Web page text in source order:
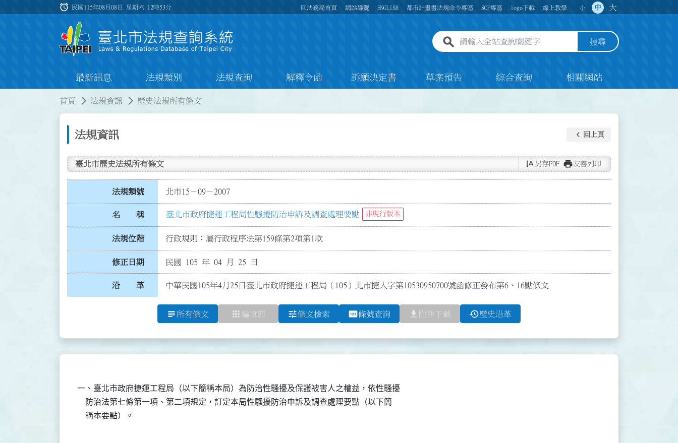
:::
alarm 民國115年08月08日 星期六 12時53分 回法務局首頁 網站導覽 ENGLISH 都市計畫書法規命令專區 SOP專區 logo下載 線上教學 小 中 大
全站查詢關鍵字欄位 搜尋
最新訊息 法規類別 法規查詢 解釋令函 訴願決定書 草案預告 綜合查詢 相關網站
首頁 法規資訊 歷史法規所有條文
法規資訊 keyboard_arrow_left 回上頁
臺北市歷史法規所有條文 text_rotate_vertical 另存PDF print友善列印
法規類號 北市15－09－2007
名 稱 臺北市政府捷運工程局性騷擾防治申訴及調查處理要點 非現行版本
法規位階 行政規則：屬行政程序法第159條第2項第1款
修正日期 民國 105 年 04 月 25 日
沿 革 中華民國105年4月25日臺北市政府捷運工程局（105）北市捷人字第10530950700號函修正發布第6、16點條文
subject 所有條文 apps 編章節 tune條文檢索 pin條號查詢 file_download 附件下載 history歷史沿革
一、臺北市政府捷運工程局（以下簡稱本局）為防治性騷擾及保護被害人之權益，依性騷擾
    防治法第七條第一項、第二項規定，訂定本局性騷擾防治申訴及調查處理要點（以下簡